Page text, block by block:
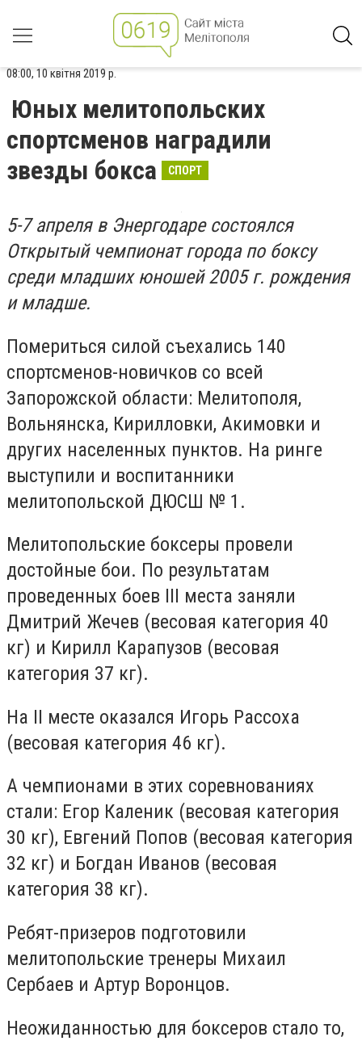
08:00, 10 квітня 2019 р.
Юных мелитопольских
спортсменов наградили
звезды бокса
СПОРТ
5-7 апреля в Энергодаре состоялся
Открытый чемпионат города по боксу
среди младших юношей 2005 г. рождения
и младше.
Помериться силой съехались 140
спортсменов-новичков со всей
Запорожской области: Мелитополя,
Вольнянска, Кирилловки, Акимовки и
других населенных пунктов. На ринге
выступили и воспитанники
мелитопольской ДЮСШ № 1.
Мелитопольские боксеры провели
достойные бои. По результатам
проведенных боев III места заняли
Дмитрий Жечев (весовая категория 40
кг) и Кирилл Карапузов (весовая
категория 37 кг).
На II месте оказался Игорь Рассоха
(весовая категория 46 кг).
А чемпионами в этих соревнованиях
стали: Егор Каленик (весовая категория
30 кг), Евгений Попов (весовая категория
32 кг) и Богдан Иванов (весовая
категория 38 кг).
Ребят-призеров подготовили
мелитопольские тренеры Михаил
Сербаев и Артур Воронцов.
Неожиданностью для боксеров стало то,